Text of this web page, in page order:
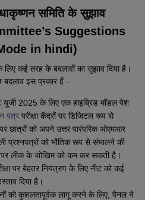
समिति के सुझाव
Suggestions
in hindi)
कई तरह के बदलावों का सुझाव दिया है।
बदलाव इस प्रकार हैं -
यूजी 2025 के लिए एक हाइब्रिड मॉडल पेश
पत्रपरीक्षा केंद्रों पर डिजिटल रूप से
छात्रों को अपने उत्तर पारंपरिक ओएमआर
प्रश्नपत्रों को भौतिक रूप से संभालने की
लीक के जोखिम को कम कर सकती है।
पर बेहतर नियंत्रण के लिए नीट को कई
दिया है।
को कुशलतापूर्वक लागू करने के लिए, पैनल ने